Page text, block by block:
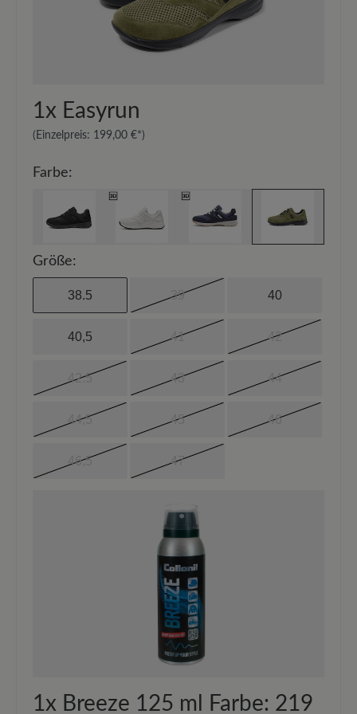
auf – so schützen Sie Ihre Schuhe zuverlässig
vor Feuchtigkeit und Schmutz.
1x Easyrun
(Einzelpreis: 199,00 €*)
Farbe:
Größe:
38.5 39 40
40,5 41 42
42.5 43 44
44,5 45 46
46,5 47
1x Breeze 125 ml Farbe: 219